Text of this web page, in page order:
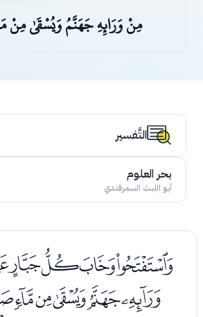
مِنْ وَرَائِهِ جَهَنَّمُ وَيُسْقَىٰ مِنْ
التَّفسير
بحر العلوم
أبو الليث السمرقندي